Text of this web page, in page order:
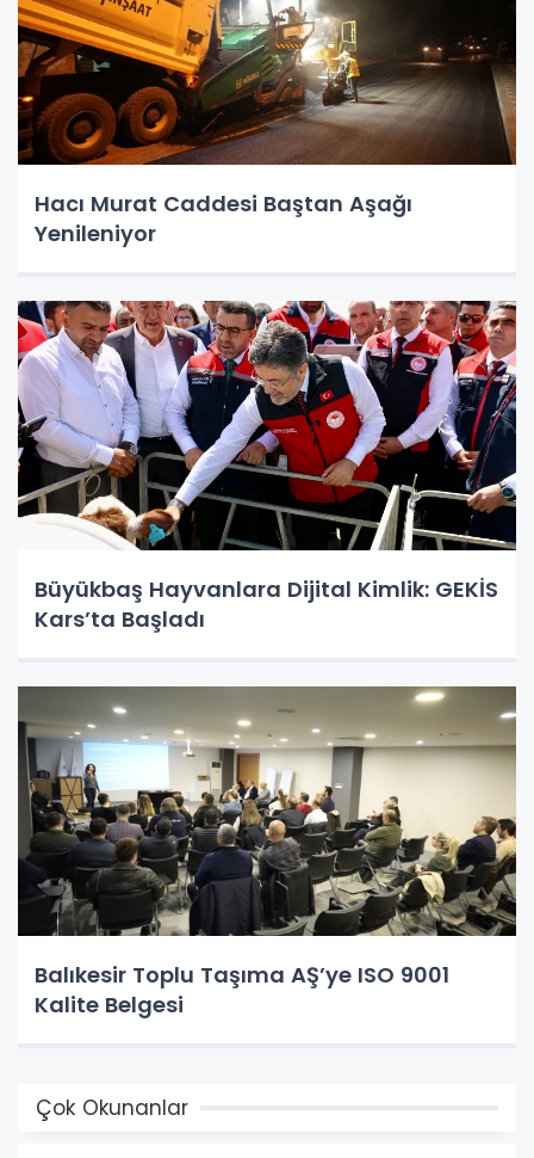
Hacı Murat Caddesi Baştan Aşağı
Yenileniyor
Büyükbaş Hayvanlara Dijital Kimlik: GEKİS
Kars’ta Başladı
Balıkesir Toplu Taşıma AŞ’ye ISO 9001
Kalite Belgesi
Çok Okunanlar